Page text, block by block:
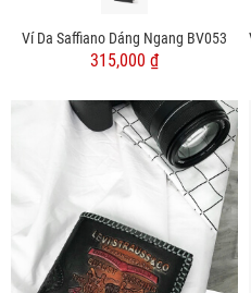
Ví Da Saffiano Dáng Ngang BV053
315,000 ₫